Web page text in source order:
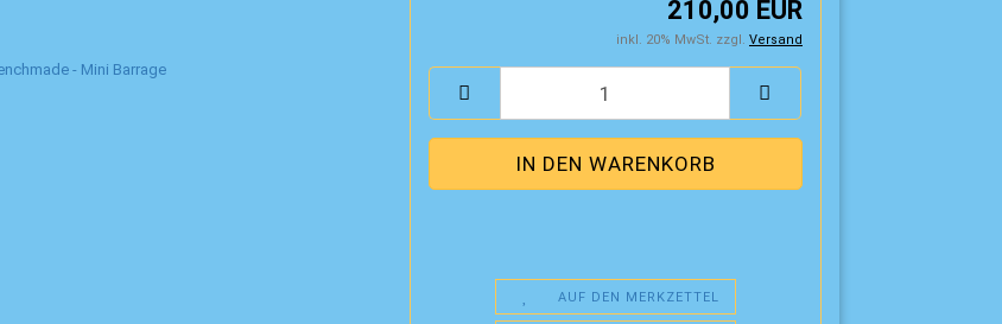
210,00 EUR
inkl. 20% MwSt. zzgl. Versand
AUF DEN MERKZETTEL